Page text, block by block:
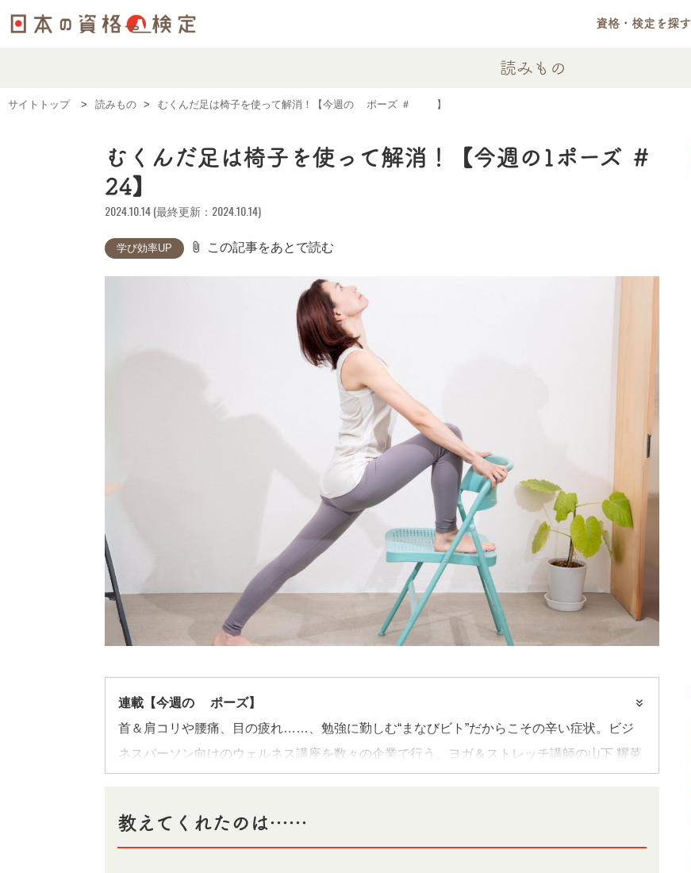
資格・検定を探す
読みもの
サイトトップ 読みもの むくんだ足は椅子を使って解消！【今週の1ポーズ ＃24】
むくんだ足は椅子を使って解消！【今週の1ポーズ ＃
24】
2024.10.14 (最終更新：2024.10.14)
学び効率UP attach_file この記事をあとで読む
連載【今週の1ポーズ】
首＆肩コリや腰痛、目の疲れ……、勉強に勤しむ“まなびビト”だからこその辛い症状。ビジ
ネスパーソン向けのウェルネス講座を数々の企業で行う、ヨガ＆ストレッチ講師の山下 耀菜
「身体が持つ潜在能力は素晴らしい！ 心身一如、身体が変わると自然といろんなことが変わ
教えてくれたのは……